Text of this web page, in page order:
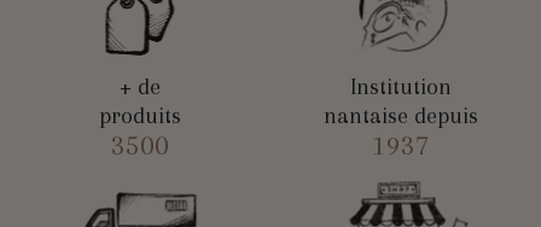
+ de
produits
3500
Institution
nantaise depuis
1937